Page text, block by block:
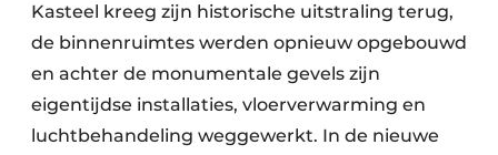
Kasteel kreeg zijn historische uitstraling terug,
de binnenruimtes werden opnieuw opgebouwd
en achter de monumentale gevels zijn
eigentijdse installaties, vloerverwarming en
luchtbehandeling weggewerkt. In de nieuwe